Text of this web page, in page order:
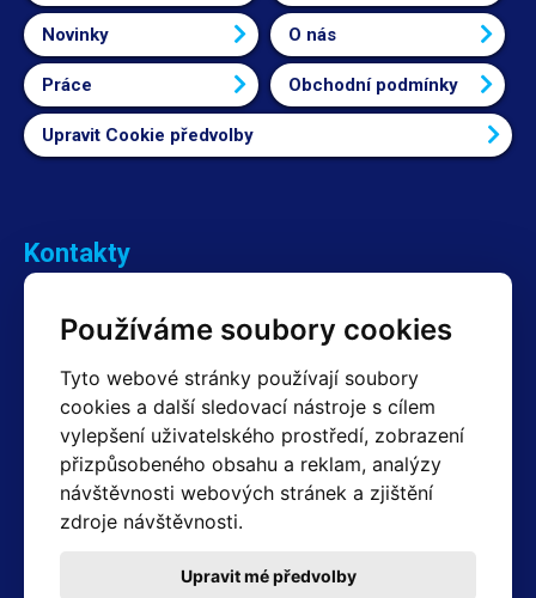
Používáme soubory cookies
Tyto webové stránky používají soubory
cookies a další sledovací nástroje s cílem
vylepšení uživatelského prostředí, zobrazení
přizpůsobeného obsahu a reklam, analýzy
návštěvnosti webových stránek a zjištění
zdroje návštěvnosti.
Upravit mé předvolby
Novinky O nás
Práce Obchodní podmínky
Upravit Cookie předvolby
Kontakty
+420 603 357 606 +420 605 234 204
Fakturační a expediční oddělení
+420 605 259 759 (Po–Pá: 7:30 – 15:00)
Technické oddělení
+420 603 355 085 (Po–Pá: 8:00 – 16:00)
servis@hotair.cz
Platba jen v hotovosti